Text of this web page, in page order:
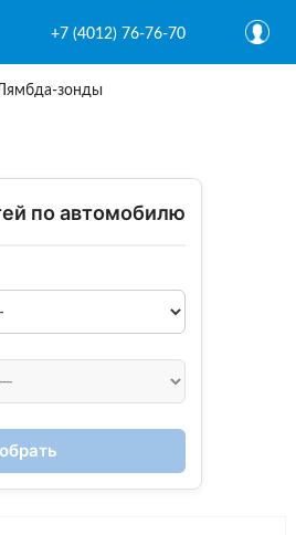
+7 (4012) 76-76-70
зонды
по автомобилю